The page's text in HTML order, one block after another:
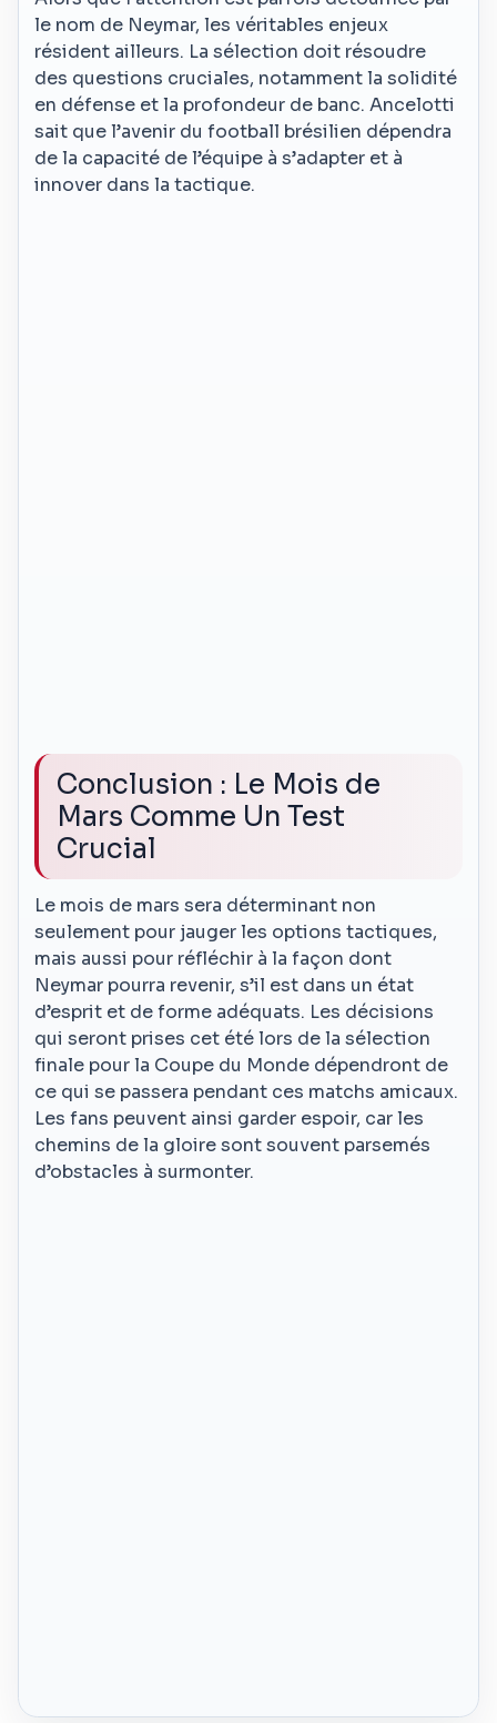
le nom de Neymar, les véritables enjeux
résident ailleurs. La sélection doit résoudre
des questions cruciales, notamment la solidité
en défense et la profondeur de banc. Ancelotti
sait que l’avenir du football brésilien dépendra
de la capacité de l’équipe à s’adapter et à
innover dans la tactique.
Conclusion : Le Mois de
Mars Comme Un Test
Crucial
Le mois de mars sera déterminant non
seulement pour jauger les options tactiques,
mais aussi pour réfléchir à la façon dont
Neymar pourra revenir, s’il est dans un état
d’esprit et de forme adéquats. Les décisions
qui seront prises cet été lors de la sélection
finale pour la Coupe du Monde dépendront de
ce qui se passera pendant ces matchs amicaux.
Les fans peuvent ainsi garder espoir, car les
chemins de la gloire sont souvent parsemés
d’obstacles à surmonter.